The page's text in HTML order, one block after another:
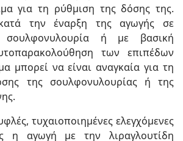
για τη ρύθμιση της δόσης της.
την έναρξη της αγωγής σε
ή με βασική
των επιπέδων
μπορεί να είναι αναγκαία για τη
της σουλφονυλουρίας ή της
τυχαιοποιημένες ελεγχόμενες
η αγωγή με την λιραγλουτίδη